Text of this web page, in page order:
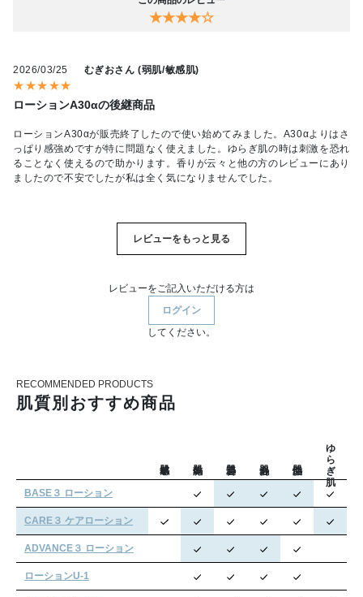
★★★★☆
2026/03/25 むぎおさん (弱肌/敏感肌)
★★★★★
ローションA30αの後継商品
ローションA30αが販売終了したので使い始めてみました。A30αよりはさ
っぱり感強めですが特に問題なく使えました。ゆらぎ肌の時は刺激を恐れ
ることなく使えるので助かります。香りが云々と他の方のレビューにあり
ましたので不安でしたが私は全く気になりませんでした。
レビューをもっと見る
レビューをご記入いただける方は
ログイン
してください。
RECOMMENDED PRODUCTS
肌質別おすすめ商品
ゆらぎ肌
BASE３ ローション
CARE３ ケアローション
ADVANCE３ ローション
ローションU‐1